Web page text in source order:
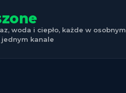
woda i ciepło, każde w osobnym
kanale